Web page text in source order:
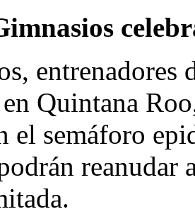
entrenadores
Quintana
el semáforo
reanudar